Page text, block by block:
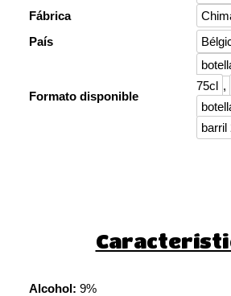
Fábrica
País
Formato disponible
75cl ,
barril
Alcohol: 9%